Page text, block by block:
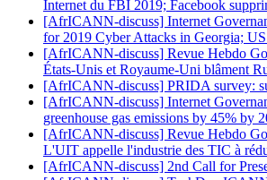
Internet du FBI 2019; Facebook
[AfrICANN-discuss] Internet
for 2019 Cyber Attacks in Georgia;
[AfrICANN-discuss] Revue Hebdo
États-Unis et Royaume-Uni blâment
[AfrICANN-discuss] PRIDA survey:
[AfrICANN-discuss] Internet
greenhouse gas emissions by 45% by
[AfrICANN-discuss] Revue Hebdo
L'UIT appelle l'industrie des TIC à
[AfrICANN-discuss] 2nd Call for